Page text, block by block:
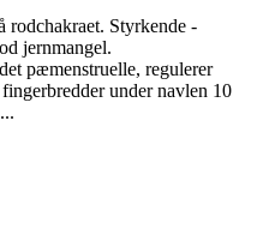
rodchakraet. Styrkende -
jernmangel.
pæmenstruelle, regulerer
under navlen 10